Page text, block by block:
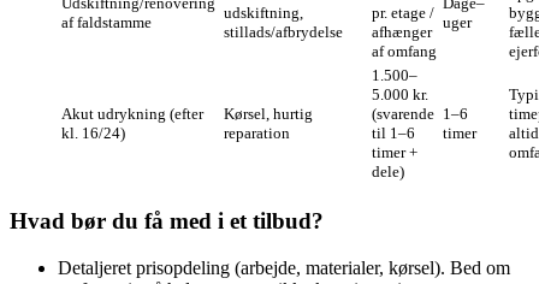
af faldstamme
udskiftning,
stillads/afbrydelse
pr. etage /
afhænger
af omfang
uger
Akut udrykning (efter
kl. 16/24)
Kørsel, hurtig
reparation
1.500–
5.000 kr.
(svarende
til 1–6
timer +
dele)
1–6
timer
Hvad bør du få med i et tilbud?
Detaljeret prisopdeling (arbejde, materialer, kørsel). Bed om